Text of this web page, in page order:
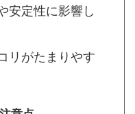
安定性に影響し
リがたまりやす